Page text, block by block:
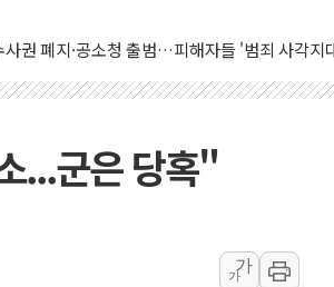
제주·인천 경선 발표...김민석 '재역전' vs 정청
개인정보 보안 새판 짠다…'자율규제단체' 타진
준 이사 해임 재추진…"26일까지 의혹 소명" 요구
고용 예상 밖 부진에 연준 금리 인상 가능성 낮
기세 꺾이나…고용 감소에 9월 동결 전망 우세
람 수니파 3국, '공동방위협정' 체결… 이스라엘·
·자폐증 행정명령 검토…"이르면 다음 주"
...군은 당혹"
가
가